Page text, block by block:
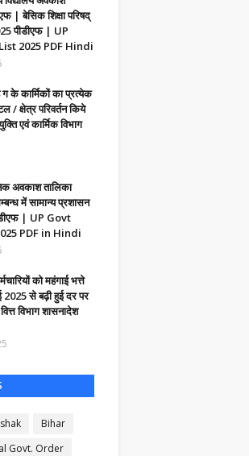
| बेसिक शिक्षा परिषद्
पीडीएफ | UP
2025 PDF Hindi
के कार्मिकों का प्रत्येक
/ क्षेत्र परिवर्तन किये
एवं कार्मिक विभाग
अवकाश तालिका
में सामान्य प्रशासन
| UP Govt
PDF in Hindi
को महंगाई भत्ते
से बढ़ी हुई दर पर
विभाग शासनादेश
Bihar
Govt. Order